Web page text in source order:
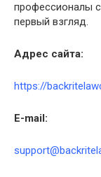
профессионалы
первый взгляд.
Адрес сайта:
https://
E-mail: